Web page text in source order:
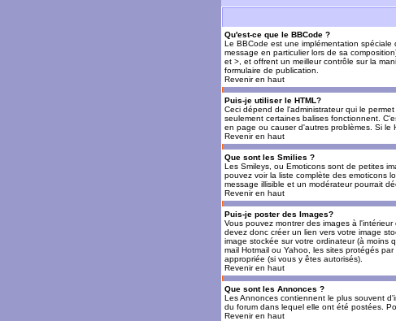
Qu'est-ce que le BBCode ?
Le BBCode est une implémentation spéciale
message en particulier lors de sa
et >, et offrent un meilleur contrôle sur la
formulaire de publication.
Revenir en haut
Puis-je utiliser le HTML?
Ceci dépend de l'administrateur qui le
seulement certaines balises fonctionnent.
en page ou causer d'autres problèmes. Si le
Revenir en haut
Que sont les Smilies ?
Les Smileys, ou Emoticons sont de petites
pouvez voir la liste complète des emoticons
message illisible et un modérateur pourrait
Revenir en haut
Puis-je poster des Images?
Vous pouvez montrer des images à
devez donc créer un lien vers votre image
image stockée sur votre ordinateur (à moins
mail Hotmail ou Yahoo, les sites protégés
appropriée (si vous y êtes autorisés).
Revenir en haut
Que sont les Annonces ?
Les Annonces contiennent le plus souvent
du forum dans lequel elle ont été postées.
Revenir en haut